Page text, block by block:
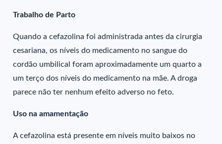
Trabalho de Parto
Quando a cefazolina foi administrada antes da cirurgia
cesariana, os níveis do medicamento no sangue do
cordão umbilical foram aproximadamente um quarto a
um terço dos níveis do medicamento na mãe. A droga
parece não ter nenhum efeito adverso no feto.
Uso na amamentação
A cefazolina está presente em níveis muito baixos no